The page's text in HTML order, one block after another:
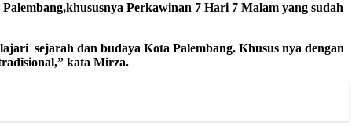
Perkawinan 7 Hari 7 Malam yang sudah
sejarah dan budaya Kota Palembang. Khusus nya dengan
radisional,” kata Mirza.